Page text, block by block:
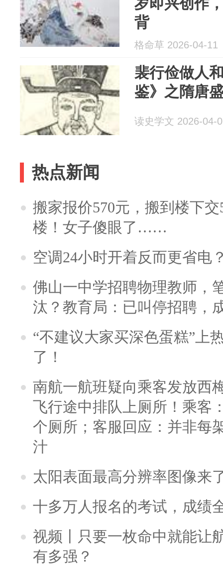
背
格命草 2026-04-11
裴行俭做人
鉴》之隋唐
读史学文 2026-04-
热点新闻
搬家报价570元，搬到楼下
楼！女子傻眼了……
空调24小时开着反而更省电
佛山一中学招聘物理教师，
汰？教育局：已叫停招聘，
“不建议大家买深色蛋糕”上
了！
南航一航班疑向乘客发放西
飞行途中排队上厕所！乘客
个厕所；客服回应：并非每
汁
太阳表面最高分辨率图像来
十多万人报名的考试，成绩
视频丨只要一枚命中就能让
有多强？